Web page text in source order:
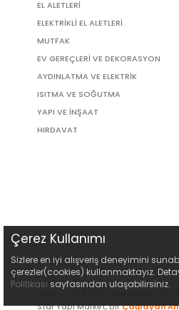
EL ALETLERİ
ELEKTRİKLİ EL ALETLERİ
MUTFAK
EV GEREÇLERİ VE DEKORASYON
AYDINLATMA VE ELEKTRİK
ISITMA VE SOĞUTMA
YAPI VE İNŞAAT
HIRDAVAT
Star Yapı Market, birÇağlayan
Çerez Kullanımı
Sizlere en iyi alışveriş deneyimini
çerezler(cookies) kullanmaktayız.
Politikası sayfasından ulaşabilirsiniz.